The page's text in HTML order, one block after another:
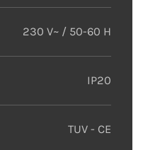
230 V~ / 50-60 H
IP20
TUV - CE